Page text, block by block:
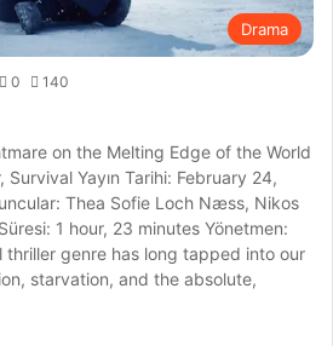
Drama
0 140
on the Melting Edge of the World
Yayın Tarihi: February 24,
Thea Sofie Loch Næss, Nikos
1 hour, 23 minutes Yönetmen:
thriller genre has long tapped into our
starvation, and the absolute,